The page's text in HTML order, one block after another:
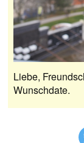
Liebe,
Wunschdate.